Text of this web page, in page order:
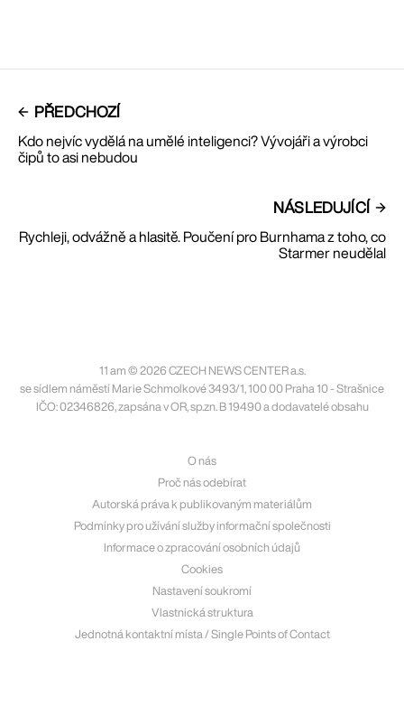
PŘEDCHOZÍ
Kdo nejvíc vydělá na umělé inteligenci? Vývojáři a výrobci
čipů to asi nebudou
NÁSLEDUJÍCÍ
Rychleji, odvážně a hlasitě. Poučení pro Burnhama z toho, co
Starmer neudělal
11 am © 2026 CZECH NEWS CENTER a.s.
se sídlem náměstí Marie Schmolkové 3493/1, 100 00 Praha 10 - Strašnice
IČO: 02346826, zapsána v OR, sp.zn. B 19490 a dodavatelé obsahu
O nás
Proč nás odebírat
Autorská práva k publikovaným materiálům
Podmínky pro užívání služby informační společnosti
Informace o zpracování osobních údajů
Cookies
Nastavení soukromí
Vlastnická struktura
Jednotná kontaktní místa / Single Points of Contact